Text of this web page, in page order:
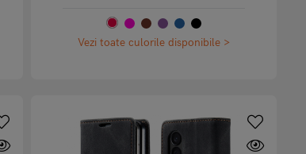
Vezi toate culorile disponibile >